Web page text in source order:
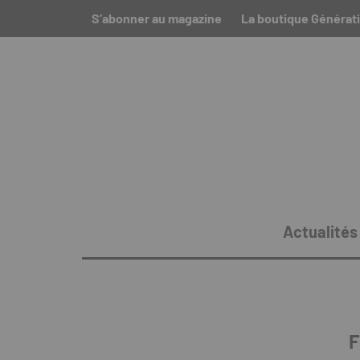
S’abonner au magazine La boutique
Actualités